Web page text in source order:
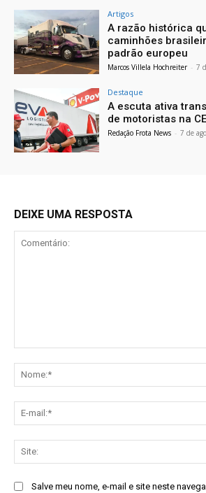
Artigos
A razão histórica
caminhões
padrão europeu
Marcos Villela Hochreiter - 7
Destaque
A escuta ativa
de motoristas na
Redação Frota News - 7 de
DEIXE UMA RESPOSTA
Salve meu nome, e-mail e site neste